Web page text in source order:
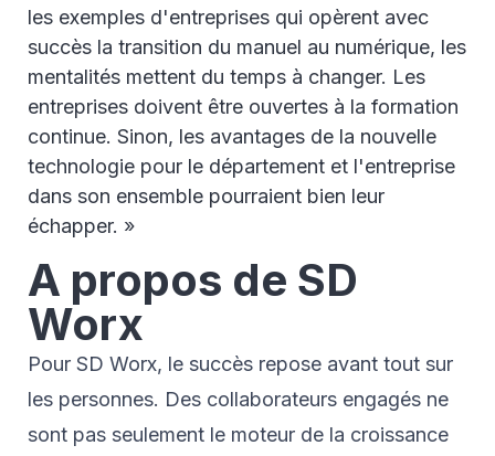
les exemples d'entreprises qui opèrent avec
succès la transition du manuel au numérique, les
mentalités mettent du temps à changer. Les
entreprises doivent être ouvertes à la formation
continue. Sinon, les avantages de la nouvelle
technologie pour le département et l'entreprise
dans son ensemble pourraient bien leur
échapper. »
A propos de SD
Worx
Pour SD Worx, le succès repose avant tout sur
les personnes. Des collaborateurs engagés ne
sont pas seulement le moteur de la croissance